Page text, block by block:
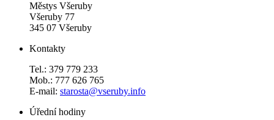
Městys Všeruby
Všeruby 77
345 07 Všeruby
Kontakty
Tel.: 379 779 233
Mob.: 777 626 765
E-mail: starosta@vseruby.info
Úřední hodiny